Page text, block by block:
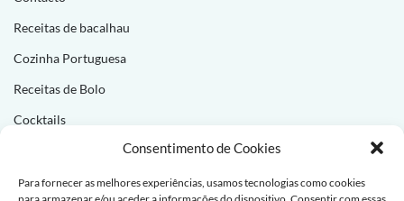
Consentimento de Cookies
Para fornecer as melhores experiências, usamos tecnologias como cookies
Receitas de bacalhau
Cozinha Portuguesa
Receitas de Bolo
Cocktails